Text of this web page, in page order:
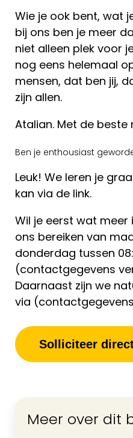
Wie je ook bent, wat
bij ons ben je meer
niet alleen plek voor
nog eens helemaal
mensen, dat ben jij,
zijn allen.
Atalian. Met de beste
Ben je enthousiast
Leuk! We leren je
kan via de link.
Wil je eerst wat
ons bereiken van
donderdag tussen
(contactgegevens
Daarnaast zijn we
via
Solliciteer
Meer over dit